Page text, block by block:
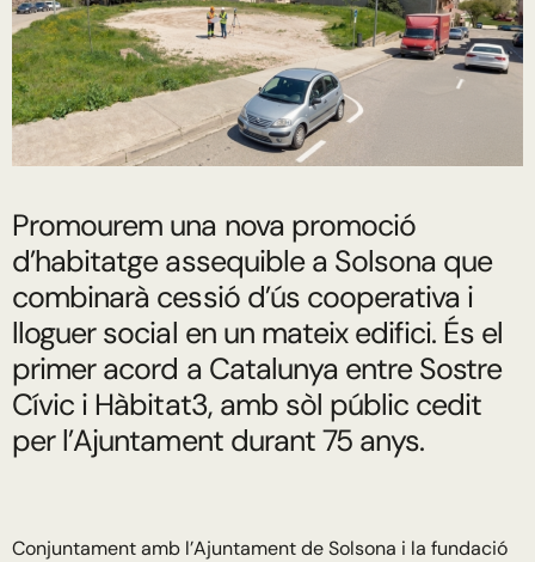
Promourem una nova promoció
d’habitatge assequible a Solsona que
combinarà cessió d’ús cooperativa i
lloguer social en un mateix edifici. És el
primer acord a Catalunya entre Sostre
Cívic i Hàbitat3, amb sòl públic cedit
per l’Ajuntament durant 75 anys.
Conjuntament amb l’Ajuntament de Solsona i la fundació